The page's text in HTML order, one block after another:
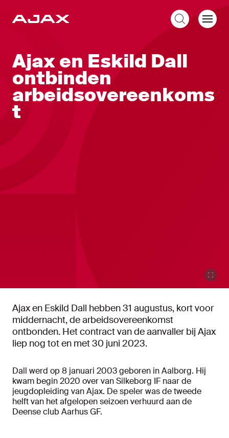
Ajax en Eskild Dall
ontbinden
arbeidsovereenkoms
t
Ajax en Eskild Dall hebben 31 augustus, kort voor
middernacht, de arbeidsovereenkomst
ontbonden. Het contract van de aanvaller bij Ajax
liep nog tot en met 30 juni 2023.
Dall werd op 8 januari 2003 geboren in Aalborg. Hij
kwam begin 2020 over van Silkeborg IF naar de
jeugdopleiding van Ajax. De speler was de tweede
helft van het afgelopen seizoen verhuurd aan de
Deense club Aarhus GF.